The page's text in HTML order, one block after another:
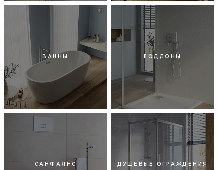
ВАННЫ ПОДДОНЫ
САНФАЯНС ДУШЕВЫЕ ОГРАЖДЕНИЯ